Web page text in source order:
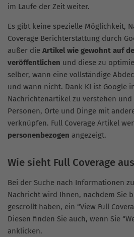
im Laufe der Zeit weiter.
Es gibt keine spezielle Möglichkeit,
Coverage Berichterstattung durch
außer die Artikel wie gewohnt auf
veröffentlichen und diese zu
selber, wann eine vollständige
und wann nicht. Dank KI ist Google
Nachrichtenartikel zu verstehen
Personen, Orte und Dinge mit
verknüpfen. Full Coverage Artikel
personenbezogen angezeigt.
Wie sieht Full Coverage
Bei der Suche nach Informationen
Nachricht wird Ihnen, nachdem Sie
gescrollt haben, ein “View Full
Diesen finden Sie auch, wenn Sie
anklicken.